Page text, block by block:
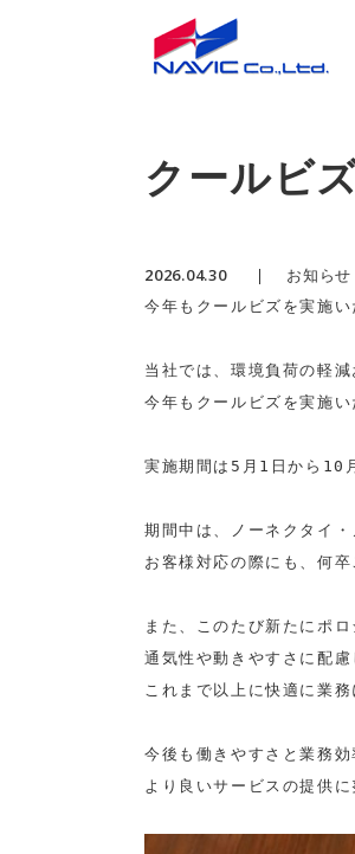
クールビ
2026.04.30 お知らせ
今年もクールビズを実施い
当社では、環境負荷の軽
今年もクールビズを実施い
実施期間は5月1日から10
期間中は、ノーネクタイ
お客様対応の際にも、何
また、このたび新たにポ
通気性や動きやすさに配慮
これまで以上に快適に業
今後も働きやすさと業務効
より良いサービスの提供に